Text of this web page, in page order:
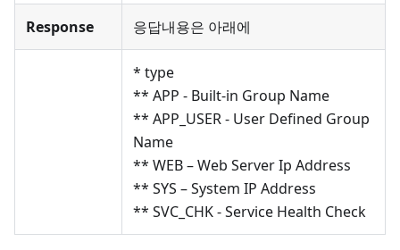
Response 응답내용은 아래에
* type
** APP - Built-in Group Name
** APP_USER - User Defined Group
Name
** WEB – Web Server Ip Address
** SYS – System IP Address
** SVC_CHK - Service Health Check